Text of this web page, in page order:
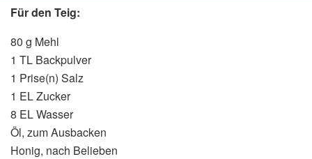
Für den Teig:
80 g Mehl
1 TL Backpulver
1 Prise(n) Salz
1 EL Zucker
8 EL Wasser
Öl, zum Ausbacken
Honig, nach Belieben